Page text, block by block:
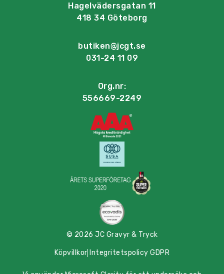
Hagelvädersgatan 11
418 34 Göteborg
butiken@jcgt.se
031-24 11 09
Org.nr:
556669-2249
© 2026 JC Gravyr & Tryck
Köpvillkor Integritetspolicy GDPR